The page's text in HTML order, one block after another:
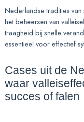
Nederlandse tradities
het beheersen van
traagheid bij snelle
essentieel voor effectief
Cases uit de
waar
succes of falen